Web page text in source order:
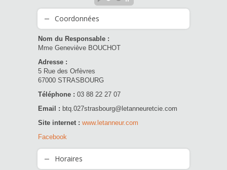
Coordonnées
Nom du Responsable :
Mme Geneviève BOUCHOT
Adresse :
5 Rue des Orfèvres
67000 STRASBOURG
Téléphone : 03 88 22 27 07
Email : btq.027strasbourg@letanneuretcie.com
Site internet : www.letanneur.com
Facebook
Horaires